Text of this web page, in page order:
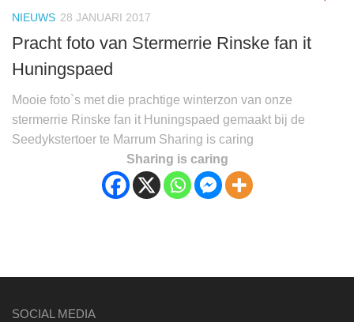
NIEUWS 28 JANUARI 2017
Pracht foto van Stermerrie Rinske fan it
Huningspaed
Mooie foto`s met die prachtige winterzon van onze
stermerrie Rinske fan it Huningspaed gemaakt bij de
Seedykstertoer te Marrum Sharing is caring
Sharing is caring
SOCIAL MEDIA